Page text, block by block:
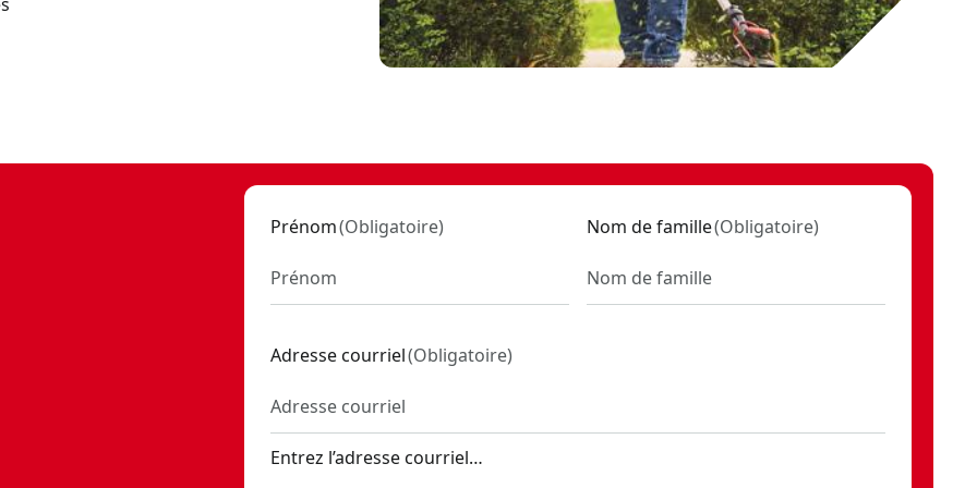
souffleur à hélice axiale V20* (2 Ah)
Prénom(Obligatoire) Nom de famille(Obligatoire)
Adresse courriel(Obligatoire)
Entrez l’adresse courriel…